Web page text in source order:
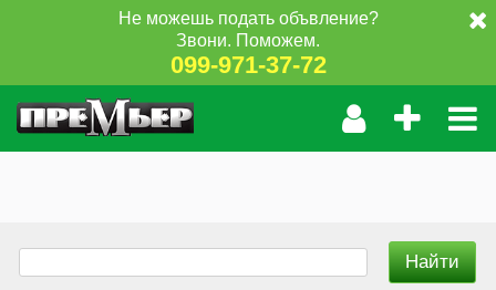
Не можешь подать объвление?
Звони. Поможем.
099-971-37-72